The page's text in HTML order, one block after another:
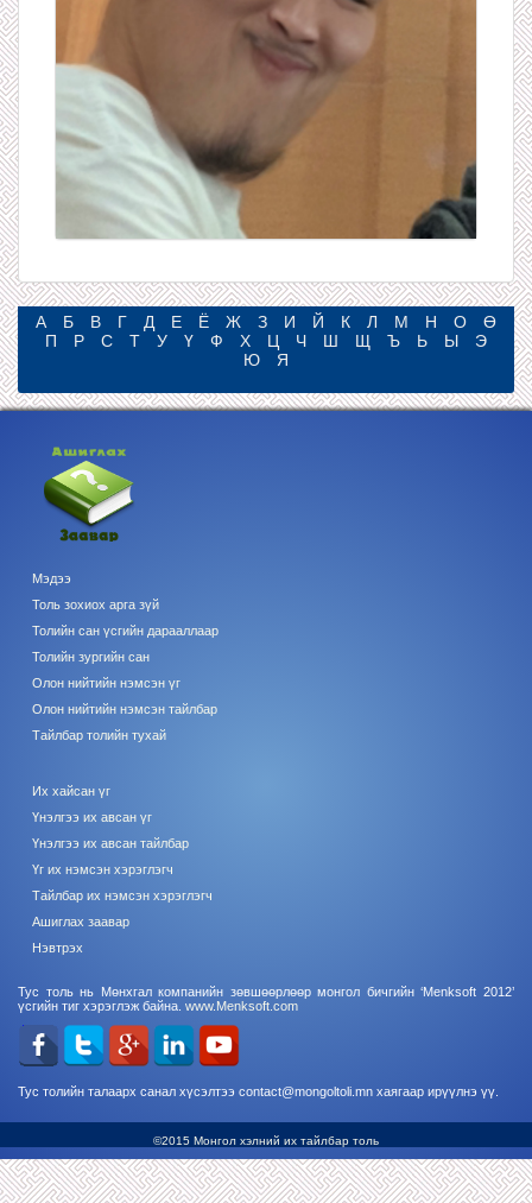
А Б В Г Д Е Ё Ж З И Й К Л М Н О
Ө
П
Р С Т У Ү Ф Х Ц Ч Ш Щ Ъ Ь Ы
Э
Ю
Я
Мэдээ
Толь зохиох арга зүй
Толийн сан үсгийн дарааллаар
Толийн зургийн сан
Олон нийтийн нэмсэн үг
Олон нийтийн нэмсэн тайлбар
Тайлбар толийн тухай
Их хайсан үг
Үнэлгээ их авсан үг
Үнэлгээ их авсан тайлбар
Үг их нэмсэн хэрэглэгч
Тайлбар их нэмсэн хэрэглэгч
Ашиглах заавар
Нэвтрэх
Тус толь нь Мөнхгал компанийн зөвшөөрлөөр монгол бичгийн ‘Menksoft 2012’
үсгийн тиг хэрэглэж байна. www.Menksoft.com
Тус толийн талаарх санал хүсэлтээ contact@mongoltoli.mn хаягаар ирүүлнэ үү.
©2015 Монгол хэлний их тайлбар толь